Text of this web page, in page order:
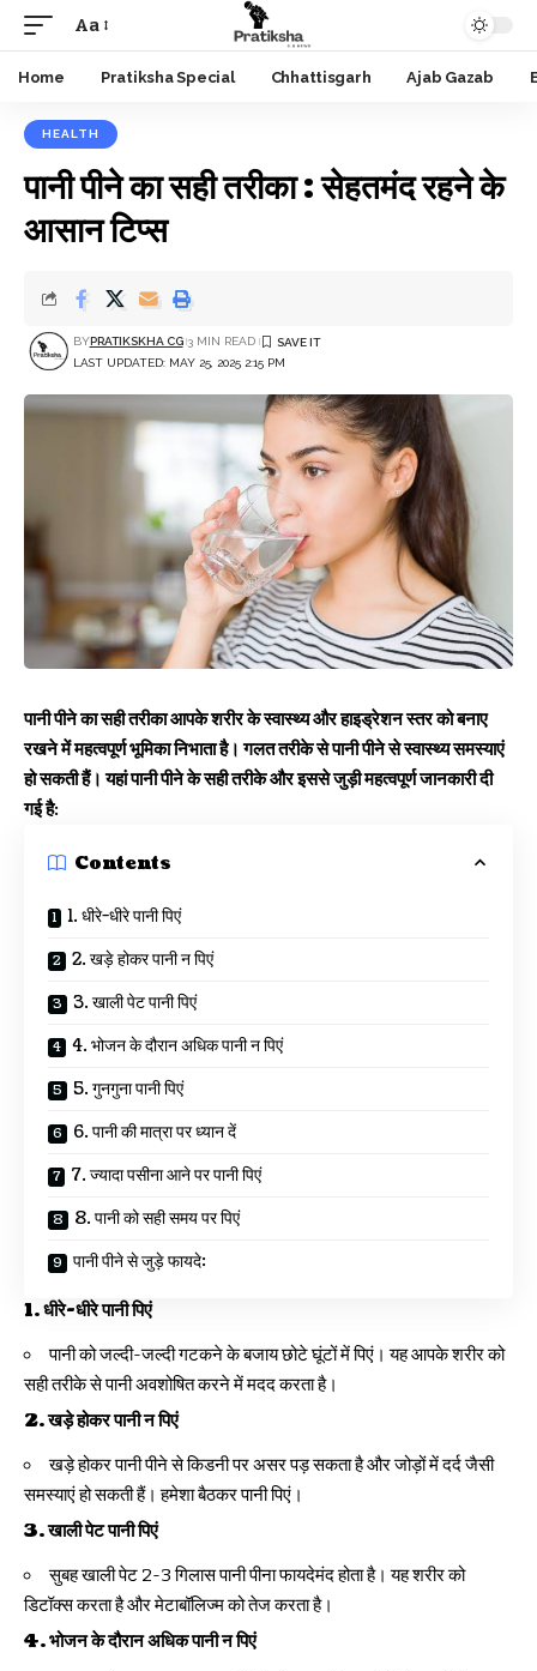
Font
Resizer
Aa
Home Pratiksha Special Chhattisgarh Ajab Gazab
HEALTH
पानी पीने का सही तरीका : सेहतमंद रहने के
आसान टिप्स
LAST UPDATED: MAY 25, 2025 2:15 PM
BYPRATIKSKHA CG 3 MIN READ
पानी पीने का सही तरीका आपके शरीर के स्वास्थ्य और हाइड्रेशन स्तर को बनाए
रखने में महत्वपूर्ण भूमिका निभाता है। गलत तरीके से पानी पीने से स्वास्थ्य समस्याएं
हो सकती हैं। यहां पानी पीने के सही तरीके और इससे जुड़ी महत्वपूर्ण जानकारी दी
गई है:
Contents
1. धीरे-धीरे पानी पिएं
2. खड़े होकर पानी न पिएं
3. खाली पेट पानी पिएं
4. भोजन के दौरान अधिक पानी न पिएं
5. गुनगुना पानी पिएं
6. पानी की मात्रा पर ध्यान दें
7. ज्यादा पसीना आने पर पानी पिएं
8. पानी को सही समय पर पिएं
पानी पीने से जुड़े फायदे:
1.धीरे-धीरे पानी पिएं
पानी को जल्दी-जल्दी गटकने के बजाय छोटे घूंटों में पिएं। यह आपके शरीर को
सही तरीके से पानी अवशोषित करने में मदद करता है।
2.खड़े होकर पानी न पिएं
खड़े होकर पानी पीने से किडनी पर असर पड़ सकता है और जोड़ों में दर्द जैसी
समस्याएं हो सकती हैं। हमेशा बैठकर पानी पिएं।
3.खाली पेट पानी पिएं
सुबह खाली पेट 2-3 गिलास पानी पीना फायदेमंद होता है। यह शरीर को
डिटॉक्स करता है और मेटाबॉलिज्म को तेज करता है।
4.भोजन के दौरान अधिक पानी न पिएं